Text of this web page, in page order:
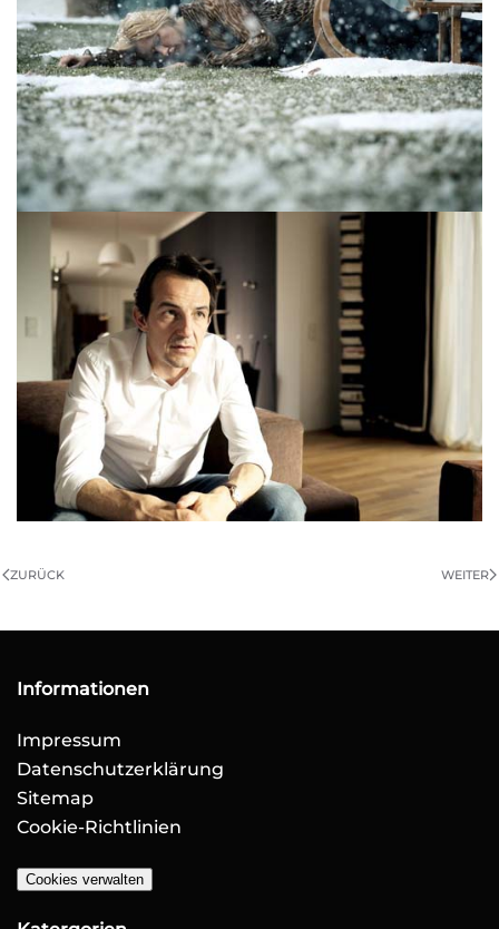
ZURÜCK WEITER
Informationen
Impressum
Datenschutzerklärung
Sitemap
Cookie-Richtlinien
Cookies verwalten